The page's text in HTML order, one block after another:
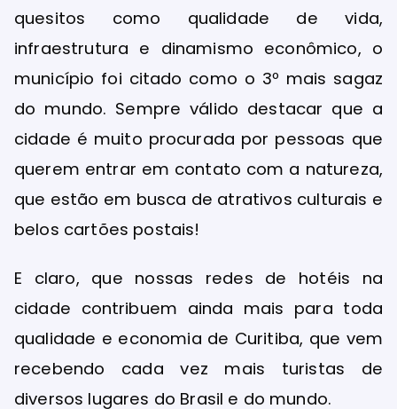
quesitos como qualidade de vida,
infraestrutura e dinamismo econômico, o
município foi citado como o 3º mais sagaz
do mundo. Sempre válido destacar que a
cidade é muito procurada por pessoas que
querem entrar em contato com a natureza,
que estão em busca de atrativos culturais e
belos cartões postais!
E claro, que nossas redes de hotéis na
cidade contribuem ainda mais para toda
qualidade e economia de Curitiba, que vem
recebendo cada vez mais turistas de
diversos lugares do Brasil e do mundo.